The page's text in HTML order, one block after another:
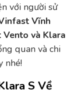
với người sử
Vĩnh
Vento và Klara
quan và chi
nhé!
S Về